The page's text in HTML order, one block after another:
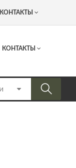
+7 (917) 537 17 16
КОНТАКТЫ
КОНТАКТЫ